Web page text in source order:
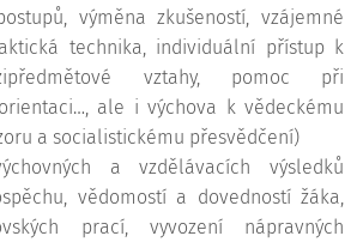
výměna zkušeností, vzájemné
technika, individuální přístup k
vztahy, pomoc při
ale i výchova k vědeckému
a socialistickému přesvědčení)
a vzdělávacích výsledků
vědomostí a dovedností žáka,
prací, vyvození nápravných